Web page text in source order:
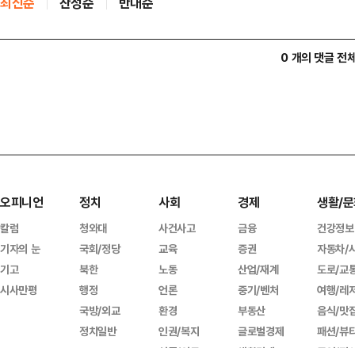
0 개의 댓글 전
오피니언
칼럼
기자의 눈
기고
시사만평
정치
청와대
국회/정당
북한
행정
국방/외교
정치일반
사회
사건사고
교육
노동
언론
환경
인권/복지
경제
금융
증권
산업/재계
중기/벤처
부동산
글로벌경제
생활/
건강정보
자동차/
도로/교
여행/레
음식/맛
패션/뷰